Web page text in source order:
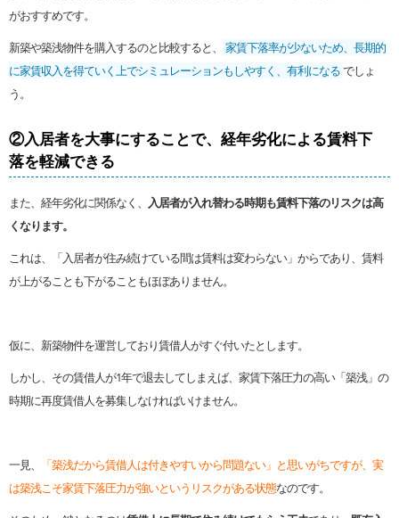
がおすすめです。
新築や築浅物件を購入するのと比較すると、
家賃下落率が少ないため、長期的
に家賃収入を得ていく上でシミュレーションもしやすく、有利になるでしょ
う。
②入居者を大事にすることで、経年劣化による賃料下
落を軽減できる
また、経年劣化に関係なく、 入居者が入れ替わる時期も賃料下落のリスクは高
くなります。
これは、「入居者が住み続けている間は賃料は変わらない」からであり、賃料
が上がることも下がることもほぼありません。
仮に、新築物件を運営しており賃借人がすぐ付いたとします。
しかし、その賃借人が1年で退去してしまえば、家賃下落圧力の高い「築浅」の
時期に再度賃借人を募集しなければいけません。
一見、
「築浅だから賃借人は付きやすいから問題ない」と思いがちですが、実
は築浅こそ家賃下落圧力が強いというリスクがある状態なのです。